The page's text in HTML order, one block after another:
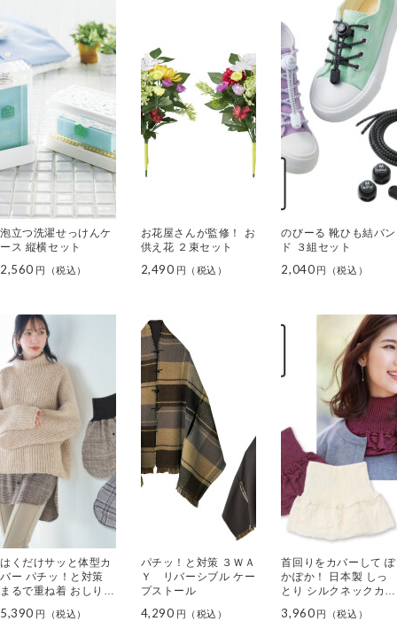
泡立つ洗濯せっけんケ
ース 縦横セット
2,560
お花屋さんが監修！ お
供え花 ２束セット
2,490
のびーる 靴ひも結バン
ド ３組セット
2,040
はくだけサッと体型カ
バー パチッ！と対策
まるで重ね着 おしりカ
5,390
パチッ！と対策 ３ＷＡ
Ｙ リバーシブル ケー
プストール
4,290
首回りをカバーして ぽ
かぽか！ 日本製 しっ
とり シルクネックカバ
3,960